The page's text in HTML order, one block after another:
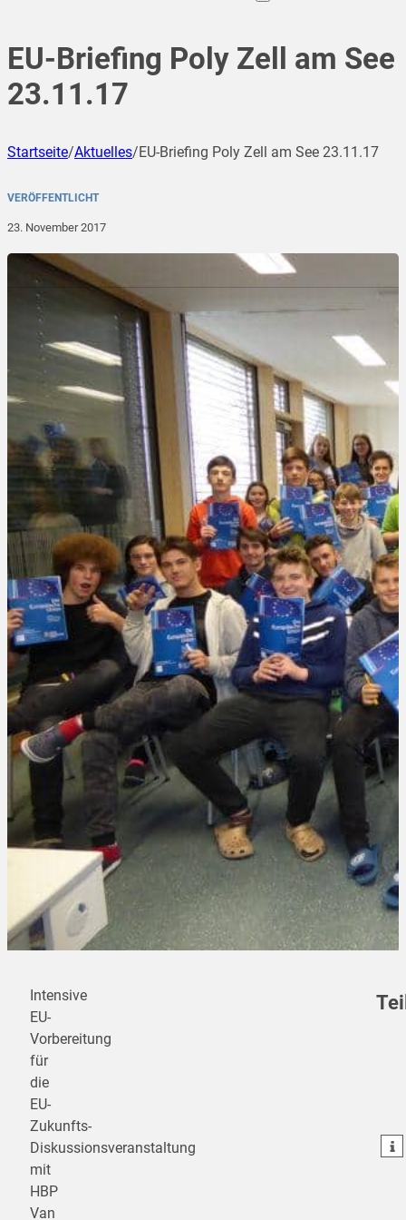
EU-Briefing Poly Zell am See
23.11.17
Startseite/Aktuelles/EU-Briefing Poly Zell am See 23.11.17
VERÖFFENTLICHT
23. November 2017
Intensive
EU-
Vorbereitung
für
die
EU-
Zukunfts-
Diskussionsveranstaltung
mit
HBP
Van
teilen